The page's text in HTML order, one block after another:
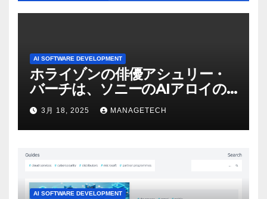
AI SOFTWARE DEVELOPMENT
ホライゾンの俳優アシュリー・
バーチは、ソニーのAIアロイの
ビデオを見て「ゲームパフォー
マンスという芸術形式に不安を
感じた」と語る – IGN
3月 18, 2025 MANAGETECH
AI SOFTWARE DEVELOPMENT